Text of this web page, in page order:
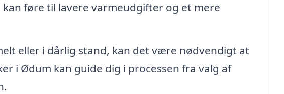
føre til lavere varmeudgifter og et mere
eller i dårlig stand, kan det være nødvendigt at
i Ødum kan guide dig i processen fra valg af